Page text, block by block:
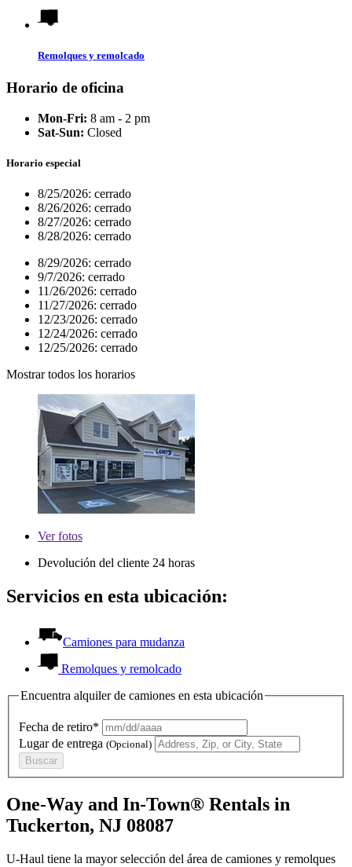
Remolques y remolcado
Horario de oficina
Mon-Fri: 8 am - 2 pm
Sat-Sun: Closed
Horario especial
8/25/2026: cerrado
8/26/2026: cerrado
8/27/2026: cerrado
8/28/2026: cerrado
8/29/2026: cerrado
9/7/2026: cerrado
11/26/2026: cerrado
11/27/2026: cerrado
12/23/2026: cerrado
12/24/2026: cerrado
12/25/2026: cerrado
Mostrar todos los horarios
Verfotos
Devolución del cliente 24 horas
Servicios en esta ubicación:
Camiones para mudanza
Remolques y remolcado
Encuentra alquiler de camiones en esta ubicación
Fecha de retiro*
Lugar de entrega (Opcional)
Buscar
One-Way and In-Town® Rentals in
Tuckerton, NJ 08087
U-Haul tiene la mayor selección del área de camiones y remolques